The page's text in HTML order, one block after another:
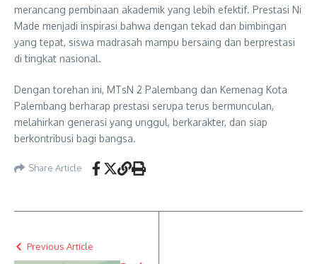
merancang pembinaan akademik yang lebih efektif. Prestasi Ni
Made menjadi inspirasi bahwa dengan tekad dan bimbingan
yang tepat, siswa madrasah mampu bersaing dan berprestasi
di tingkat nasional.
Dengan torehan ini, MTsN 2 Palembang dan Kemenag Kota
Palembang berharap prestasi serupa terus bermunculan,
melahirkan generasi yang unggul, berkarakter, dan siap
berkontribusi bagi bangsa.
Share Article
Previous Article